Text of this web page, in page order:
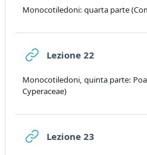
Monocotiledoni: quarta parte
Lezione 22
Monocotiledoni, quinta parte:
Cyperaceae)
Lezione 23